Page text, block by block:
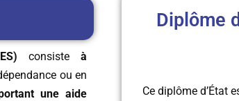
consiste à
ou en
une aide
Diplôme
Ce diplôme d’État